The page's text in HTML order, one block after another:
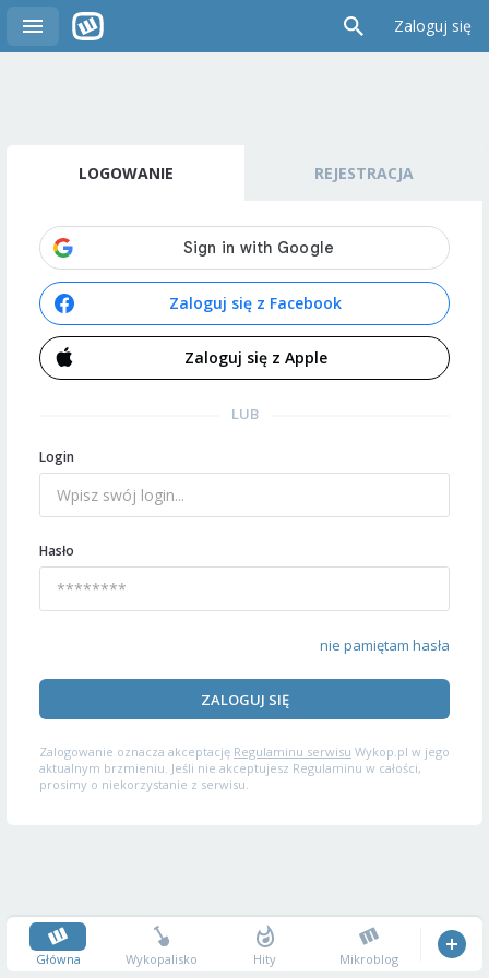
Zaloguj się
LOGOWANIE REJESTRACJA
Zaloguj się z Facebook
Zaloguj się z Apple
LUB
Login
Hasło
nie pamiętam hasła
ZALOGUJ SIĘ
Zalogowanie oznacza akceptację Regulaminu serwisu Wykop.pl w jego
aktualnym brzmieniu. Jeśli nie akceptujesz Regulaminu w całości,
prosimy o niekorzystanie z serwisu.
Główna Wykopalisko Hity Mikroblog